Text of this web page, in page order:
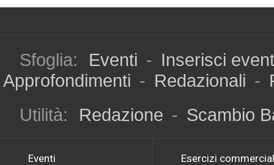
Sfoglia: Eventi - Inserisci
Approfondimenti - Redazionali -
Utilità:
Redazione - Scambio
Eventi Esercizi